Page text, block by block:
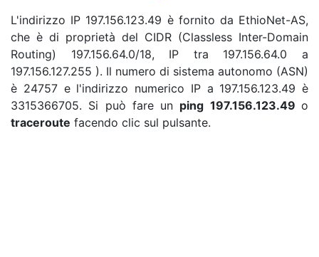
L'indirizzo IP 197.156.123.49 è fornito da EthioNet-AS,
che è di proprietà del CIDR (Classless Inter-Domain
Routing) 197.156.64.0/18, IP tra 197.156.64.0 a
197.156.127.255 ). Il numero di sistema autonomo (ASN)
è 24757 e l'indirizzo numerico IP a 197.156.123.49 è
3315366705. Si può fare un ping 197.156.123.49o
traceroute facendo clic sul pulsante.